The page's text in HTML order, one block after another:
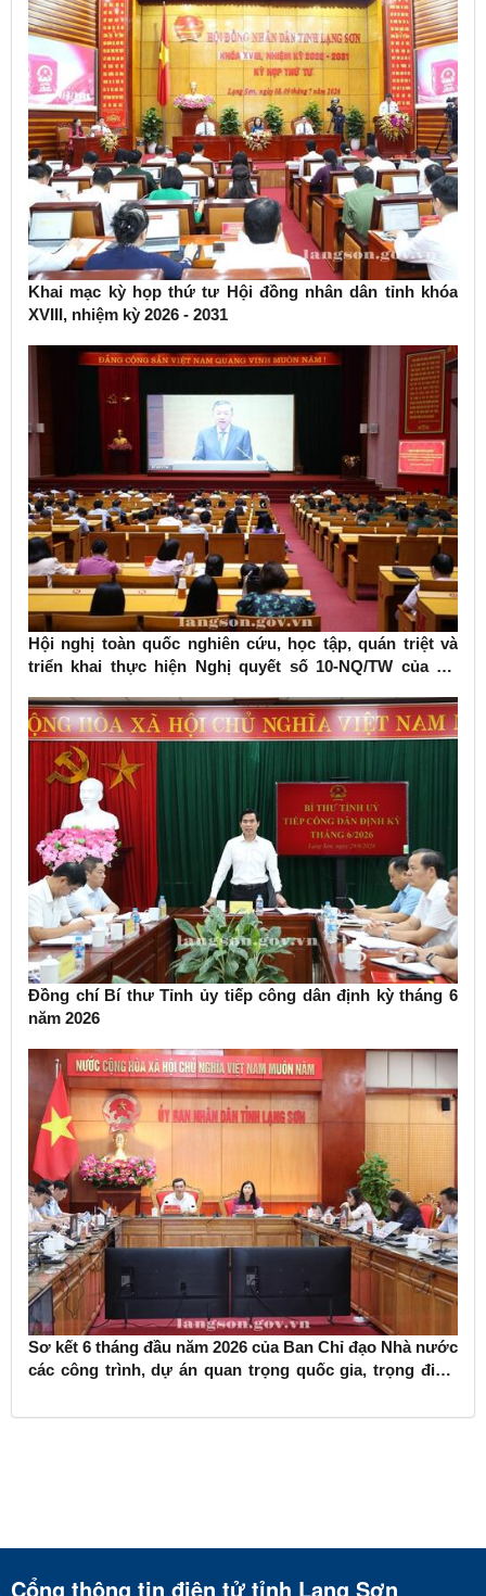
Khai mạc kỳ họp thứ tư Hội đồng nhân dân tỉnh khóa
XVIII, nhiệm kỳ 2026 - 2031
Hội nghị toàn quốc nghiên cứu, học tập, quán triệt và
triển khai thực hiện Nghị quyết số 10-NQ/TW của Bộ
Đồng chí Bí thư Tỉnh ủy tiếp công dân định kỳ tháng 6
năm 2026
Sơ kết 6 tháng đầu năm 2026 của Ban Chỉ đạo Nhà nước
các công trình, dự án quan trọng quốc gia, trọng điểm
Cổng thông tin điện tử tỉnh Lạng Sơn